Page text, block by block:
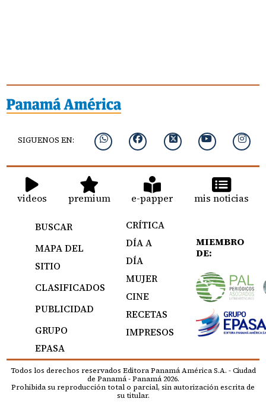
SIGUENOS EN:
videos premium e-papper mis noticias
BUSCAR
MAPA DEL
SITIO
CLASIFICADOS
PUBLICIDAD
GRUPO
EPASA
CRÍTICA
DÍA A
DÍA
MUJER
CINE
RECETAS
IMPRESOS
MIEMBRO
DE:
Todos los derechos reservados Editora Panamá América S.A. - Ciudad
de Panamá - Panamá 2026.
Prohibida su reproducción total o parcial, sin autorización escrita de
su titular.